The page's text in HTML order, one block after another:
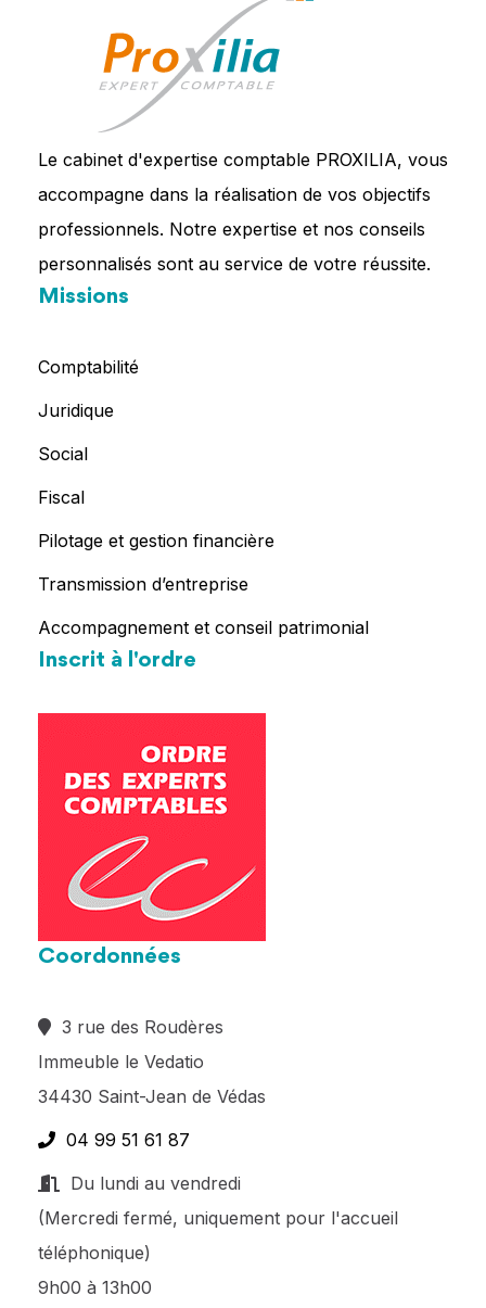
Le cabinet d'expertise comptable PROXILIA, vous
accompagne dans la réalisation de vos objectifs
professionnels. Notre expertise et nos conseils
personnalisés sont au service de votre réussite.
Missions
Comptabilité
Juridique
Social
Fiscal
Pilotage et gestion financière
Transmission d’entreprise
Accompagnement et conseil patrimonial
Inscrit à l'ordre
Coordonnées
3 rue des Roudères
Immeuble le Vedatio
34430 Saint-Jean de Védas
04 99 51 61 87
Du lundi au vendredi
(Mercredi fermé, uniquement pour l'accueil
téléphonique)
9h00 à 13h00